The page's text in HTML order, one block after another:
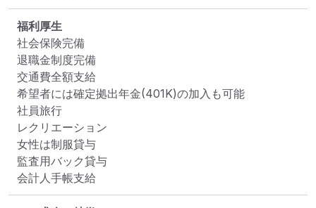
福利厚生
社会保険完備
退職金制度完備
交通費全額支給
希望者には確定拠出年金(401K)の加入も可能
社員旅行
レクリエーション
女性は制服貸与
監査用バック貸与
会計人手帳支給